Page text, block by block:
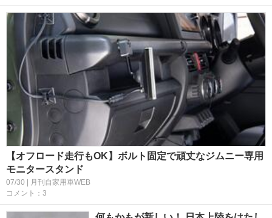
【オフロード走行もOK】ボルト固定で頑丈なジムニー専用
モニタースタンド
07/30 | 月刊自家用車WEB
コメント：3